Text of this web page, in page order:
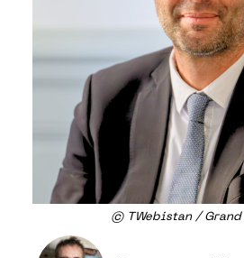
© TWebistan / Grand